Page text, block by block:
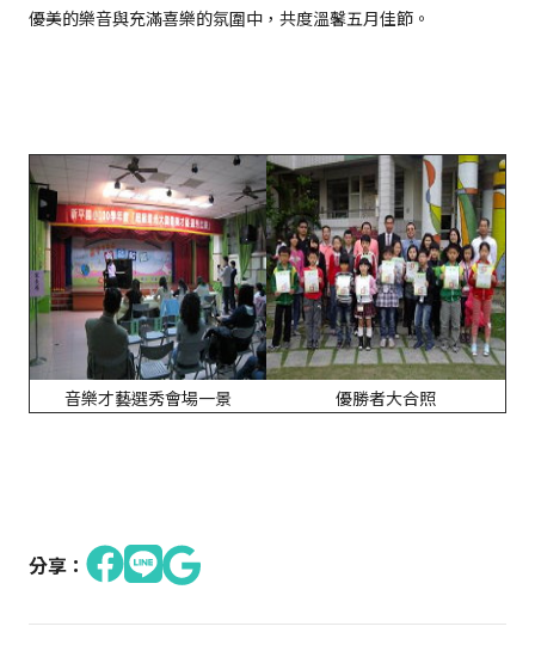
優美的樂音與充滿喜樂的氛圍中，共度溫馨五月佳節。
音樂才藝選秀會場一景 優勝者大合照
分享：